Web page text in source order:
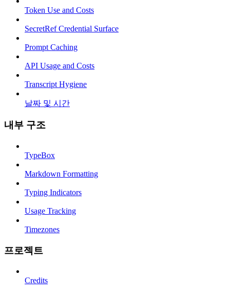
Token Use and Costs
SecretRef Credential Surface
Prompt Caching
API Usage and Costs
Transcript Hygiene
날짜 및 시간
내부 구조
TypeBox
Markdown Formatting
Typing Indicators
Usage Tracking
Timezones
프로젝트
Credits